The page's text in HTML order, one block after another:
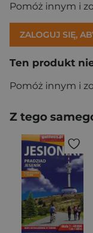
Pomóż innym i
ZALOGUJ SIĘ,
Ten produkt
Pomóż innym i
Z tego